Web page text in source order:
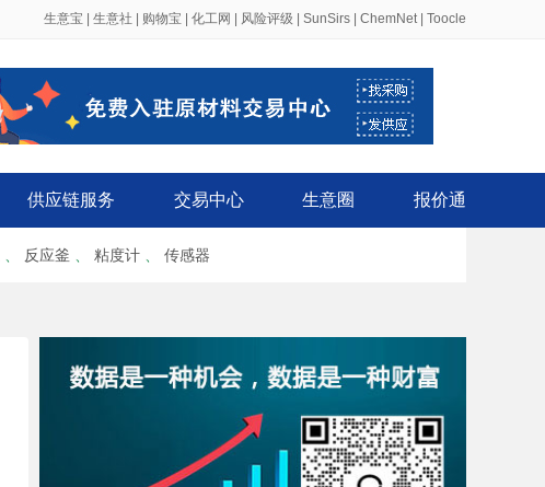
生意宝 生意社 购物宝 化工网 风险评级 SunSirs ChemNet| Toocle
供应链服务 交易中心 生意圈 报价通
反应釜 粘度计 传感器